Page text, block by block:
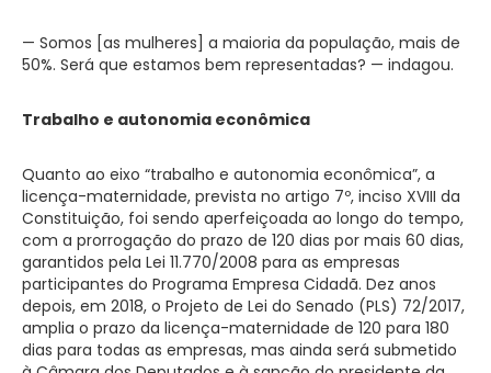
— Somos [as mulheres] a maioria da população, mais de
50%. Será que estamos bem representadas? — indagou.
Trabalho e autonomia econômica
Quanto ao eixo “trabalho e autonomia econômica”, a
licença-maternidade, prevista no artigo 7º, inciso XVIII da
Constituição, foi sendo aperfeiçoada ao longo do tempo,
com a prorrogação do prazo de 120 dias por mais 60 dias,
garantidos pela Lei 11.770/2008 para as empresas
participantes do Programa Empresa Cidadã. Dez anos
depois, em 2018, o Projeto de Lei do Senado (PLS) 72/2017,
amplia o prazo da licença-maternidade de 120 para 180
dias para todas as empresas, mas ainda será submetido